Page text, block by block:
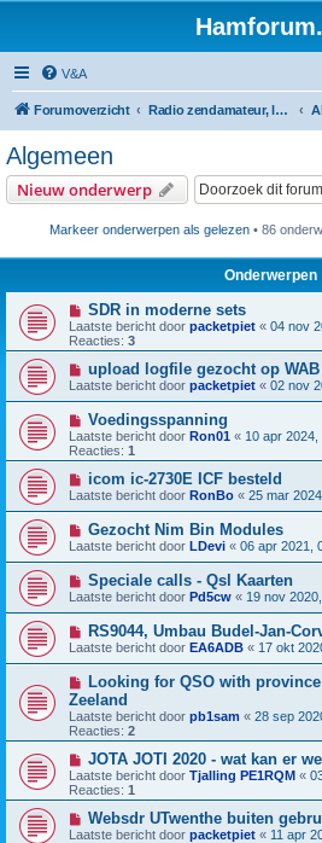
V&A
Forumoverzicht Radio zendamateur, luisteramateur en elektronica zelfbouw
Algemeen
Nieuw onderwerp
Markeer onderwerpen als gelezen • 86
Onderwerpen
SDR in moderne sets
Laatste bericht door packetpiet « 04 nov
Reacties: 3
upload logfile gezocht op
Laatste bericht door packetpiet « 02 nov
Voedingsspanning
Laatste bericht door Ron01 « 10 apr 2024,
Reacties: 1
icom ic-2730E ICF besteld
Laatste bericht door RonBo « 25 mar
Gezocht Nim Bin Modules
Laatste bericht door LDevi « 06 apr 2021,
Speciale calls - Qsl Kaarten
Laatste bericht door Pd5cw « 19 nov
RS9044, Umbau Budel-Jan-
Laatste bericht door EA6ADB « 17 okt
Looking for QSO with
Zeeland
Laatste bericht door pb1sam « 28 sep
Reacties: 2
JOTA JOTI 2020 - wat kan er
Laatste bericht door Tjalling PE1RQM «
Reacties: 1
Websdr UTwenthe buiten
Laatste bericht door packetpiet « 11 apr